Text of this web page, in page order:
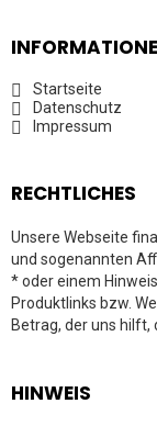
Startseite
Datenschutz
Impressum
RECHTLICHES
Unsere Webseite
und sogenannten
* oder einem
Produktlinks bzw.
Betrag, der uns hilft,
HINWEIS